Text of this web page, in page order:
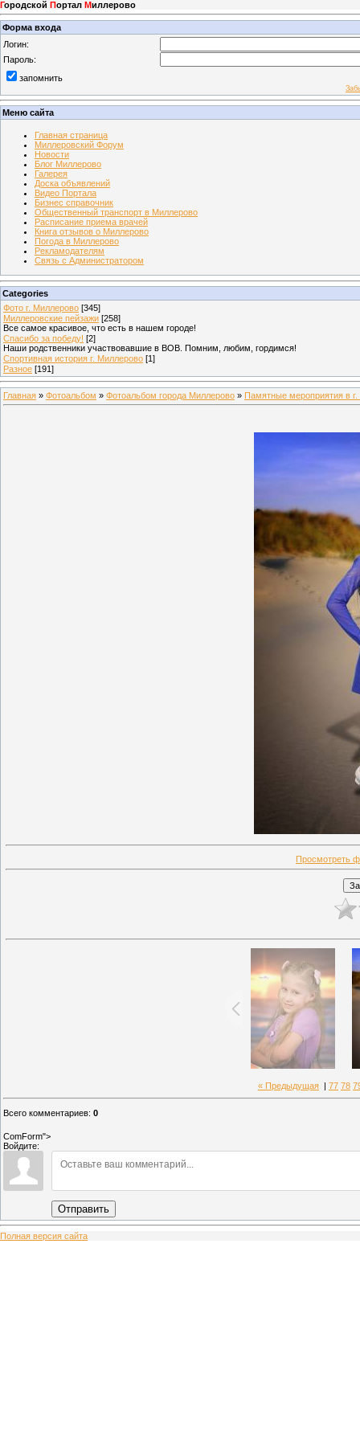
Городской Портал Миллерово
Форма входа
Логин:
Пароль:
запомнить
Меню сайта
Главная страница
Миллеровский Форум
Новости
Блог Миллерово
Галерея
Доска объявлений
Видео Портала
Бизнес справочник
Общественный транспорт в Миллерово
Расписание приема врачей
Книга отзывов о Миллерово
Погода в Миллерово
Рекламодателям
Связь с Администратором
Categories
Фото г. Миллерово [345]
Миллеровские пейзажи [258]
Все самое красивое, что есть в нашем городе!
Спасибо за победу! [2]
Наши родственники участвовавшие в ВОВ. Помним, любим, гордимся!
Спортивная история г. Миллерово [1]
Разное [191]
Главная » Фотоальбом » Фотоальбом города Миллерово » Памятные мероприятия в
Просмотреть
« Предыдущая 77 78
Всего комментариев: 0
ComForm">
Войдите:
Отправить
Полная версия сайта